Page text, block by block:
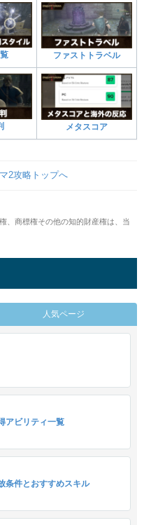
ファストトラベル
メタスコア
2攻略トップへ
、商標権その他の知的財産権は、当
人気ページ
アビリティ一覧
条件とおすすめスキル